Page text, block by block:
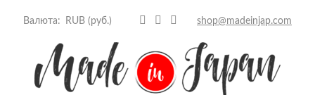
Валюта: shop@madeinjap.com